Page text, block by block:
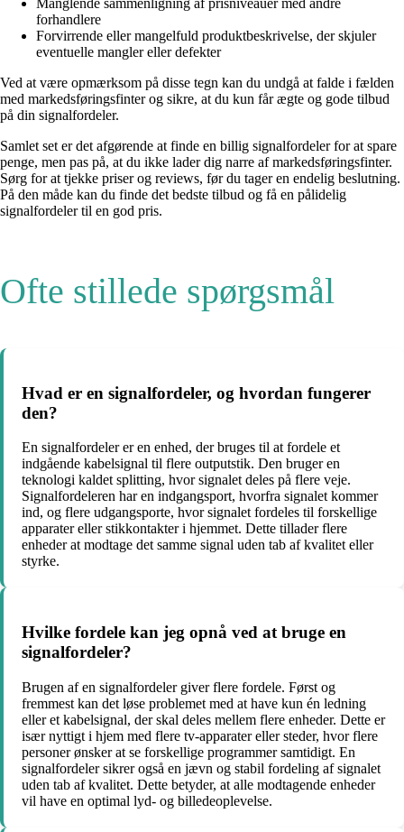
forhandlere
Forvirrende eller mangelfuld produktbeskrivelse, der skjuler
eventuelle mangler eller defekter
Ved at være opmærksom på disse tegn kan du undgå at falde i fælden
med markedsføringsfinter og sikre, at du kun får ægte og gode tilbud
på din signalfordeler.
Samlet set er det afgørende at finde en billig signalfordeler for at spare
penge, men pas på, at du ikke lader dig narre af markedsføringsfinter.
Sørg for at tjekke priser og reviews, før du tager en endelig beslutning.
På den måde kan du finde det bedste tilbud og få en pålidelig
signalfordeler til en god pris.
Ofte stillede spørgsmål
Hvad er en signalfordeler, og hvordan fungerer
den?
En signalfordeler er en enhed, der bruges til at fordele et
indgående kabelsignal til flere outputstik. Den bruger en
teknologi kaldet splitting, hvor signalet deles på flere veje.
Signalfordeleren har en indgangsport, hvorfra signalet kommer
ind, og flere udgangsporte, hvor signalet fordeles til forskellige
apparater eller stikkontakter i hjemmet. Dette tillader flere
enheder at modtage det samme signal uden tab af kvalitet eller
styrke.
Hvilke fordele kan jeg opnå ved at bruge en
signalfordeler?
Brugen af en signalfordeler giver flere fordele. Først og
fremmest kan det løse problemet med at have kun én ledning
eller et kabelsignal, der skal deles mellem flere enheder. Dette er
især nyttigt i hjem med flere tv-apparater eller steder, hvor flere
personer ønsker at se forskellige programmer samtidigt. En
signalfordeler sikrer også en jævn og stabil fordeling af signalet
uden tab af kvalitet. Dette betyder, at alle modtagende enheder
vil have en optimal lyd- og billedeoplevelse.